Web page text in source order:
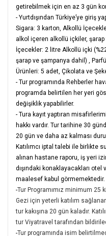
getirebilmek için en az 3 gün
- Yurtdışından Türkiye’ye giriş
Sigara: 3 karton, Alkollü
alkol içeren alkollü içkiler,
İçecekler: 2 litre Alkollü içki
şarap ve şampanya dahil)
Ürünleri: 5 adet, Çikolata ve
- Tur programında Rehberler
programda belirtilen her yeri
değişiklik yapabilirler.
- Tura kayıt yaptıran
hakkı vardır. Tur tarihine 30
20 gün ve daha az kalması
Katılımcı iptal talebi ile birlikte
alınan hastane raporu, iş yeri
dışındaki konaklayacakları
maalesef kabul görmemektedir.
-Tur Programımız minimum 25
Gezi için yeterli katılım
tur kakışına 20 gün kaladır.
tur Viyatravel tarafından
-Tur programında isim